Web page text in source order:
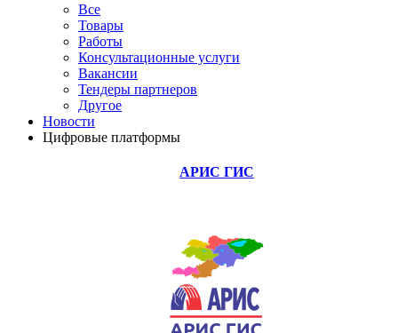
Все
Товары
Работы
Консультационные услуги
Вакансии
Тендеры партнеров
Другое
Новости
Цифровые платформы
АРИС ГИС